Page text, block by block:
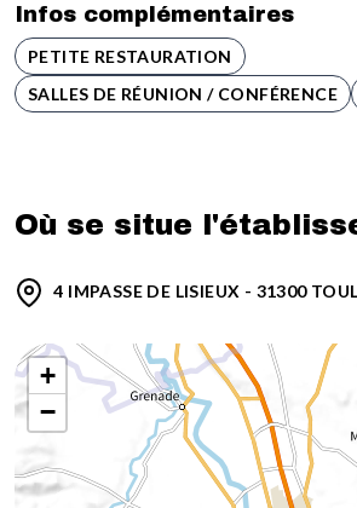
Infos complémentaires
PETITE RESTAURATION
SALLES DE RÉUNION / CONFÉRENCE
Où se situe
4 IMPASSE DE LISIEUX - 31300
+
−